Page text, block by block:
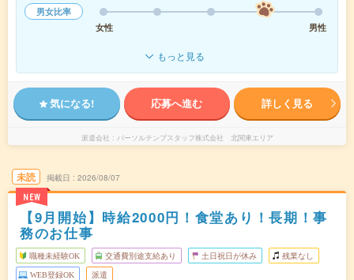
男女比率
女性
男性
もっと見る
気になる! 応募へ進む 詳しく見る
派遣会社 パーソルテンプスタッフ株式会社 北関東エリア
未読
NEW
掲載日 2026/08/07
【9月開始】時給2000円！食堂あり！長期！事
務のお仕事
職種未経験OK 交通費別途支給あり 土日祝日が休み 残業なし
WEB登録OK 派遣